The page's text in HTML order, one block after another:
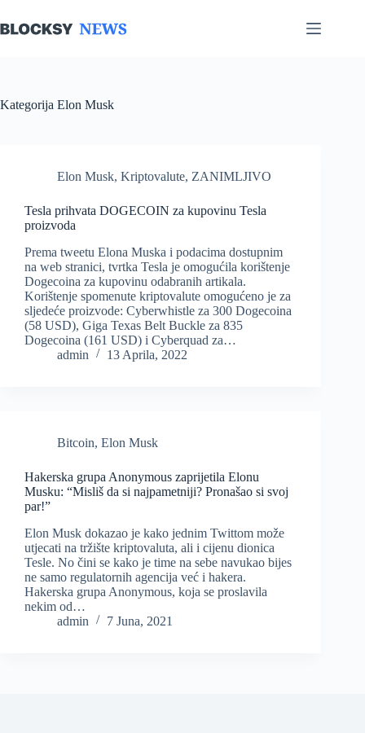
to
content
Kategorija Elon Musk
Elon Musk, Kriptovalute, ZANIMLJIVO
Tesla prihvata DOGECOIN za kupovinu Tesla
proizvoda
Prema tweetu Elona Muska i podacima dostupnim
na web stranici, tvrtka Tesla je omogućila korištenje
Dogecoina za kupovinu odabranih artikala.
Korištenje spomenute kriptovalute omogućeno je za
sljedeće proizvode: Cyberwhistle za 300 Dogecoina
(58 USD), Giga Texas Belt Buckle za 835
Dogecoina (161 USD) i Cyberquad za…
admin
13 Aprila, 2022
Bitcoin, Elon Musk
Hakerska grupa Anonymous zaprijetila Elonu
Musku: “Misliš da si najpametniji? Pronašao si svoj
par!”
Elon Musk dokazao je kako jednim Twittom može
utjecati na tržište kriptovaluta, ali i cijenu dionica
Tesle. No čini se kako je time na sebe navukao bijes
ne samo regulatornih agencija već i hakera.
Hakerska grupa Anonymous, koja se proslavila
nekim od…
admin
7 Juna, 2021